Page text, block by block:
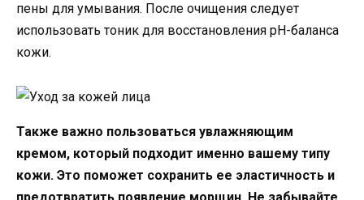
пены для умывания. После очищения следует
использовать тоник для восстановления pH-баланса
кожи.
Также важно пользоваться увлажняющим
кремом, который подходит именно вашему типу
кожи. Это поможет сохранить ее эластичность и
предотвратить появление морщин. Не забывайте